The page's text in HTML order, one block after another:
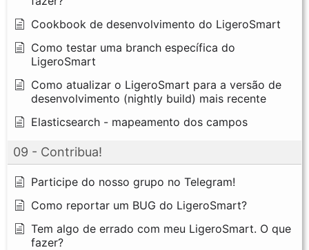
Cookbook de desenvolvimento do LigeroSmart
Como testar uma branch específica do
LigeroSmart
Como atualizar o LigeroSmart para a versão de
desenvolvimento (nightly build) mais recente
Elasticsearch - mapeamento dos campos
09 - Contribua!
Participe do nosso grupo no Telegram!
Como reportar um BUG do LigeroSmart?
Tem algo de errado com meu LigeroSmart. O que
fazer?